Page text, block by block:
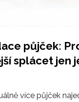
půjček:
splácet jen
více půjček